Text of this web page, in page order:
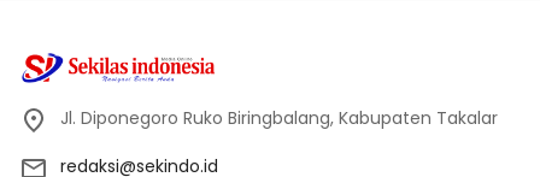
Jl. Diponegoro Ruko Biringbalang, Kabupaten Takalar
redaksi@sekindo.id